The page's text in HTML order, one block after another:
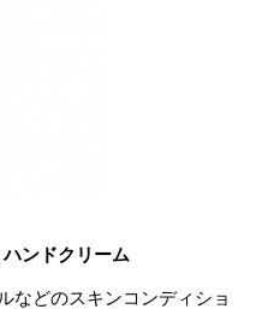
ンドクリーム
などのスキンコンディショ